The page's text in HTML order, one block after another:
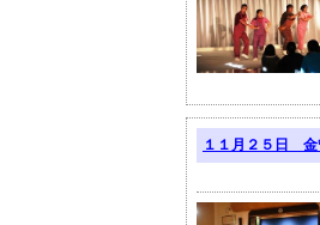
１１月２５日 金